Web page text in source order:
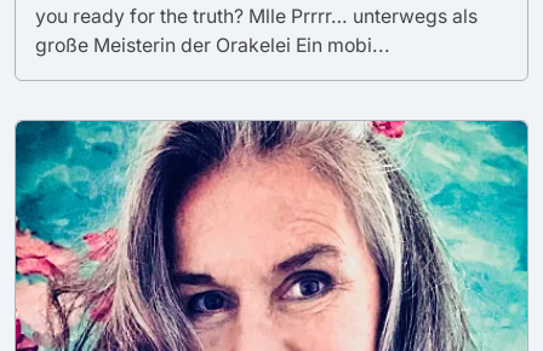
you ready for the truth? Mlle Prrrr… unterwegs als
große Meisterin der Orakelei Ein mobi...